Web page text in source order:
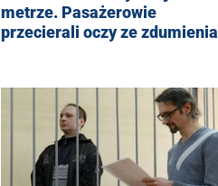
metrze. Pasażerowie
przecierali oczy ze zdumienia